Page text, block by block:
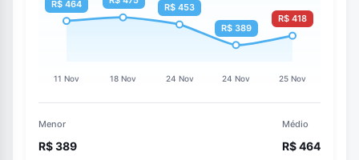
Menor
R$ 389
Médio
R$ 464